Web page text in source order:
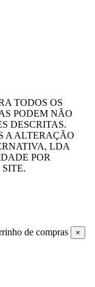
TODOS OS
PODEM NÃO
DESCRITAS.
A ALTERAÇÃO
LDA
POR
de compras ×